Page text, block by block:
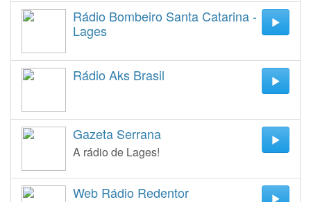
Rádio Bombeiro Santa Catarina -
Lages
Rádio Aks Brasil
Gazeta Serrana
A rádio de Lages!
Web Rádio Redentor